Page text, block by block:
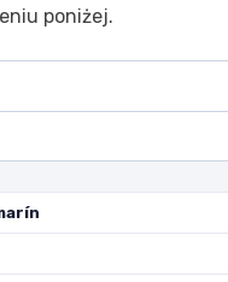
poniżej.